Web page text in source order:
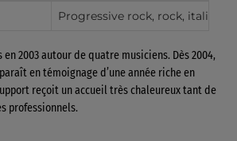
Progressive rock, rock, italian
en 2003 autour de quatre musiciens. Dès 2004,
en témoignage d’une année riche en
reçoit un accueil très chaleureux tant de
professionnels.